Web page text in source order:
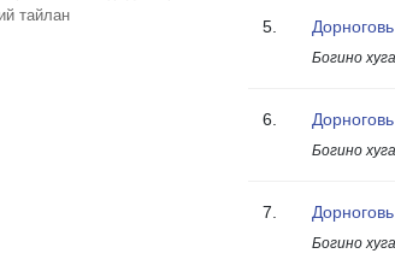
тайлан
5.
Богино
6.
Богино
7.
Богино